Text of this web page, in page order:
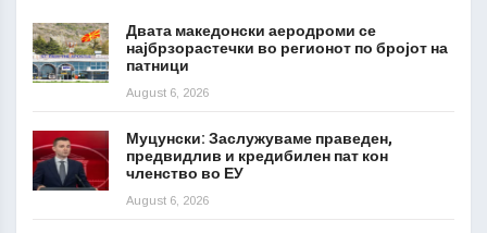
Двата македонски аеродроми се
најбрзорастечки во регионот по бројот на
патници
August 6, 2026
Муцунски: Заслужуваме праведен,
предвидлив и кредибилен пат кон
членство во ЕУ
August 6, 2026